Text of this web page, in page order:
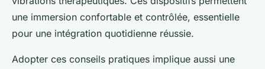
une immersion confortable et contrôlée, essentielle
pour une intégration quotidienne réussie.
Adopter ces conseils pratiques implique aussi une